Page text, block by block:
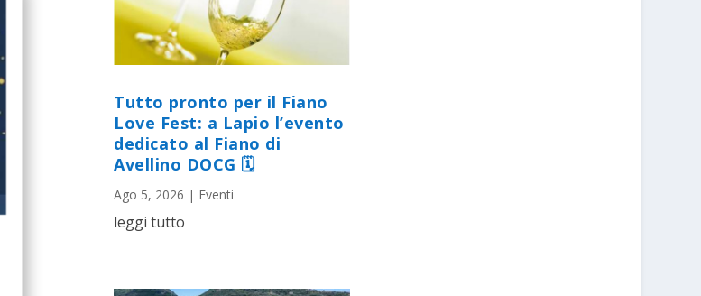
Tutto pronto per il Fiano
Love Fest: a Lapio l’evento
dedicato al Fiano di
Avellino DOCG 🗓
Ago 5, 2026 | Eventi
leggi tutto